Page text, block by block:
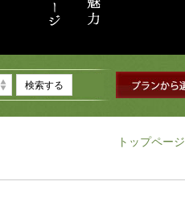
検索する
トップページ